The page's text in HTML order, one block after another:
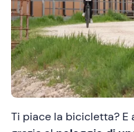
Ti piace la bicicletta? E